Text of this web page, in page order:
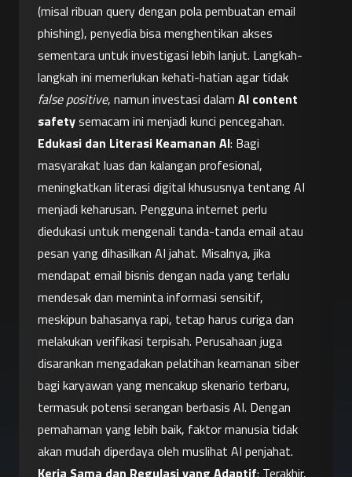
(misal ribuan query dengan pola pembuatan email
phishing), penyedia bisa menghentikan akses
sementara untuk investigasi lebih lanjut. Langkah-
false positive, namun investasi dalam AI content
safety semacam ini menjadi kunci pencegahan.
Edukasi dan Literasi Keamanan AI: Bagi
masyarakat luas dan kalangan profesional,
meningkatkan literasi digital khususnya tentang AI
menjadi keharusan. Pengguna internet perlu
diedukasi untuk mengenali tanda-tanda email atau
pesan yang dihasilkan AI jahat. Misalnya, jika
mendapat email bisnis dengan nada yang terlalu
mendesak dan meminta informasi sensitif,
meskipun bahasanya rapi, tetap harus curiga dan
melakukan verifikasi terpisah. Perusahaan juga
disarankan mengadakan pelatihan keamanan siber
bagi karyawan yang mencakup skenario terbaru,
termasuk potensi serangan berbasis AI. Dengan
pemahaman yang lebih baik, faktor manusia tidak
akan mudah diperdaya oleh muslihat AI penjahat.